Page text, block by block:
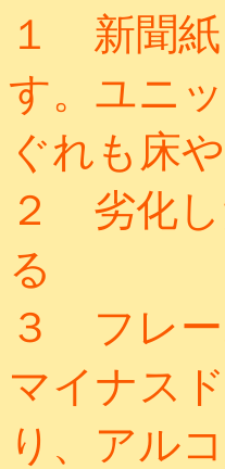
１ 新聞紙
す。ユニ
ぐれも床
２ 劣化し
る
３ フレー
マイナス
り、アル